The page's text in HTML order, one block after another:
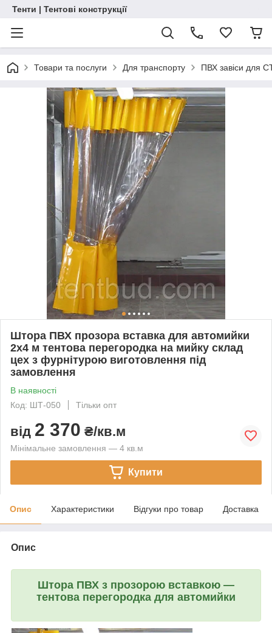
Тенти | Тентові конструкції
Товари та послуги Для транспорту ПВХ завіси для
Штора ПВХ прозора вставка для автомийки
2x4 м тентова перегородка на мийку склад
цех з фурнітурою виготовлення під
замовлення
В наявності
Код: ШТ-050
Тільки опт
від 2 370 ₴/кв.м
Мінімальне замовлення — 4 кв.м
Купити
Опис Характеристики Відгуки про товар Доставка
Опис
Штора ПВХ з прозорою вставкою —
тентова перегородка для автомийки